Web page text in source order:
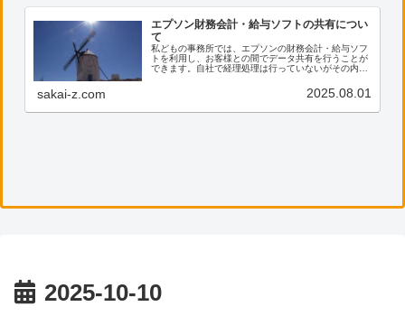
エプソン財務会計・給与ソフトの共有につい
て
私どもの事務所では、エプソンの財務会計・給与ソフ
トを利用し、お客様との間でデータ共有を行うことが
できます。自社で経理処理は行っていないがその内容
望がございましたら、ぜひ私共までご連絡ください。
sakai-z.com 2025.08.01
2025-10-10